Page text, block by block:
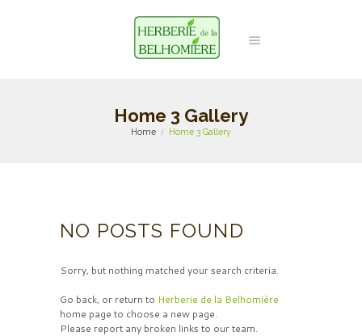
Home 3 Gallery
Home Home 3 Gallery
NO POSTS FOUND
Sorry, but nothing matched your search criteria.
Go back, or return to Herberie de la Belhomière
home page to choose a new page.
Please report any broken links to our team.